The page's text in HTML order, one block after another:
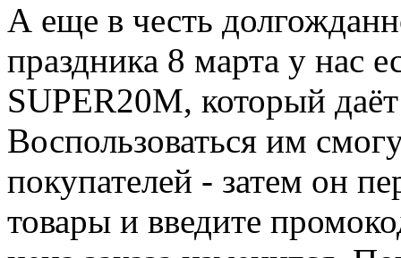
А еще в честь
праздника 8 марта у нас
SUPER20M, который
Воспользоваться им
покупателей - затем он
товары и введите